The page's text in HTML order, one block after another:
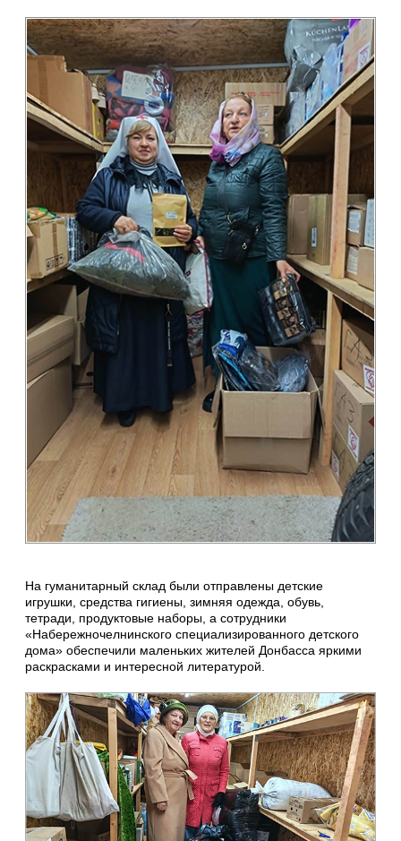
На гуманитарный склад были отправлены детские
игрушки, средства гигиены, зимняя одежда, обувь,
тетради, продуктовые наборы, а сотрудники
«Набережночелнинского специализированного детского
дома» обеспечили маленьких жителей Донбасса яркими
раскрасками и интересной литературой.